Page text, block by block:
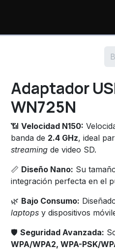
Adaptador
WN725N
📶 Velocidad N150:
banda de 2.4 GHz, ideal
streaming de video SD.
📏 Diseño Nano: Su
integración perfecta en el
🌿 Bajo Consumo:
laptops y dispositivos
🛡️ Seguridad Avanzada:
WPA/WPA2, WPA-PSK/